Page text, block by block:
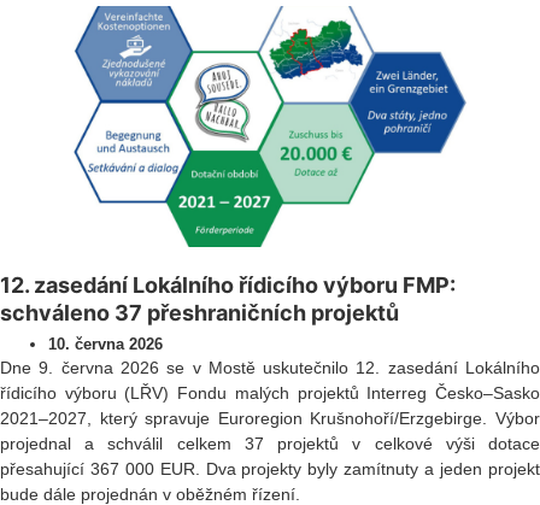
12. zasedání Lokálního řídicího výboru FMP:
schváleno 37 přeshraničních projektů
10. června 2026
Dne 9. června 2026 se v Mostě uskutečnilo 12. zasedání Lokálního
řídicího výboru (LŘV) Fondu malých projektů Interreg Česko–Sasko
2021–2027, který spravuje Euroregion Krušnohoří/Erzgebirge. Výbor
projednal a schválil celkem 37 projektů v celkové výši dotace
přesahující 367 000 EUR. Dva projekty byly zamítnuty a jeden projekt
bude dále projednán v oběžném řízení.